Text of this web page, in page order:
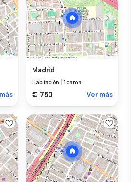
Madrid
Habitación 1 cama
€ 750 Ver más